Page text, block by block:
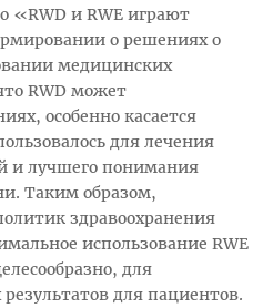
«RWD и RWE играют
о решениях о
медицинских
RWD может
особенно касается
для лечения
и лучшего понимания
Таким образом,
здравоохранения
использование RWE
для
для пациентов.